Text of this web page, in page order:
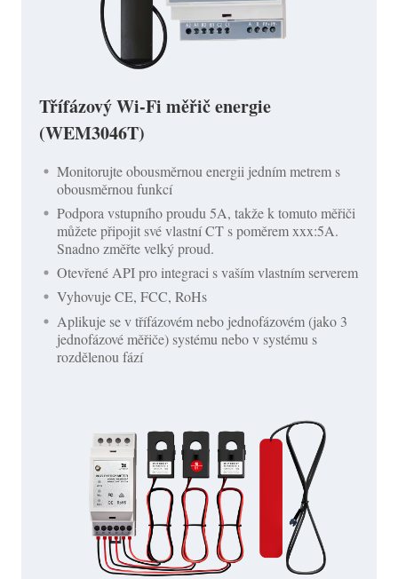
Třífázový Wi-Fi měřič energie
(WEM3046T)
Monitorujte obousměrnou energii jedním metrem s
obousměrnou funkcí
Podpora vstupního proudu 5A, takže k tomuto měřiči
můžete připojit své vlastní CT s poměrem xxx:5A.
Snadno změřte velký proud.
Otevřené API pro integraci s vaším vlastním serverem
Vyhovuje CE, FCC, RoHs
Aplikuje se v třífázovém nebo jednofázovém (jako 3
jednofázové měřiče) systému nebo v systému s
rozdělenou fází